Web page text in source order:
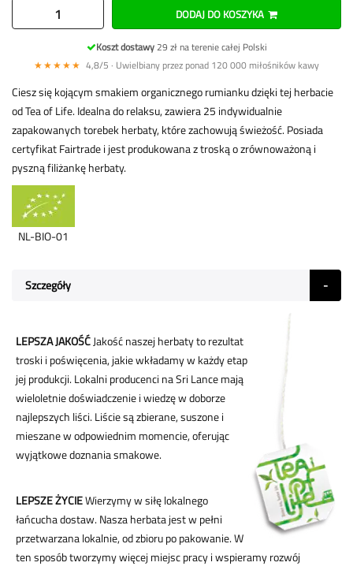
DODAJ DO KOSZYKA
Koszt dostawy29 zł na terenie całej Polski
★★★★★ 4,8/5 · Uwielbiany przez ponad 120 000 miłośników kawy
Ciesz się kojącym smakiem organicznego rumianku dzięki tej herbacie
od Tea of Life. Idealna do relaksu, zawiera 25 indywidualnie
zapakowanych torebek herbaty, które zachowują świeżość. Posiada
certyfikat Fairtrade i jest produkowana z troską o zrównoważoną i
pyszną filiżankę herbaty.
NL-BIO-01
Szczegóły
LEPSZA JAKOŚĆJakość naszej herbaty to rezultat
troski i poświęcenia, jakie wkładamy w każdy etap
jej produkcji. Lokalni producenci na Sri Lance mają
wieloletnie doświadczenie i wiedzę w doborze
najlepszych liści. Liście są zbierane, suszone i
mieszane w odpowiednim momencie, oferując
wyjątkowe doznania smakowe.
LEPSZE ŻYCIEWierzymy w siłę lokalnego
łańcucha dostaw. Nasza herbata jest w pełni
przetwarzana lokalnie, od zbioru po pakowanie. W
ten sposób tworzymy więcej miejsc pracy i wspieramy rozwój